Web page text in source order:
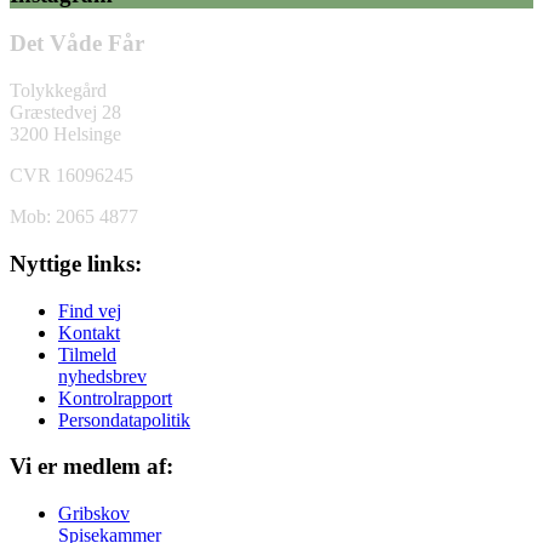
Det Våde Får
Tolykkegård
Græstedvej 28
3200 Helsinge
CVR 16096245
Mob: 2065 4877
Nyttige links:
Find vej
Kontakt
Tilmeld
nyhedsbrev
Kontrolrapport
Persondatapolitik
Vi er medlem af:
Gribskov
Spisekammer